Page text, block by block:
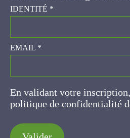
IDENTITÉ*
EMAIL*
En validant votre
politique de confidentialité